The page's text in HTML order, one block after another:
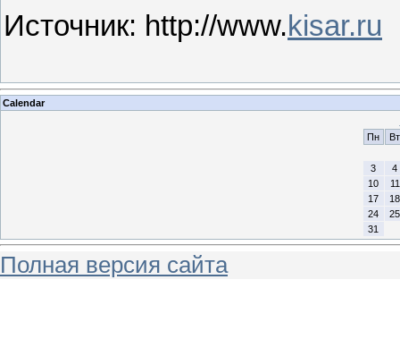
Источник: http://www.kisar.ru
Calendar
Пн
Вт
3
4
10
11
17
18
24
25
31
Полная версия сайта